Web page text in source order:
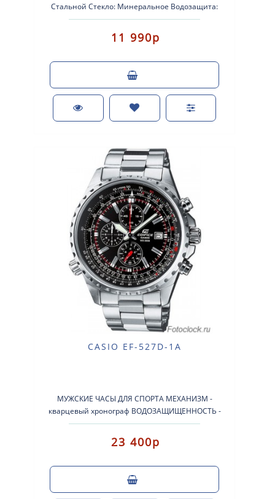
Стальной Стекло: Минеральное Водозащита:
100M Календарь: Дата, день н..
11 990р
CASIO EF-527D-1A
МУЖСКИЕ ЧАСЫ ДЛЯ СПОРТА МЕХАНИЗМ -
кварцевый хронограф ВОДОЗАЩИЩЕННОСТЬ -
100м КОРПУС - сталь Переводная головка и зад..
23 400р